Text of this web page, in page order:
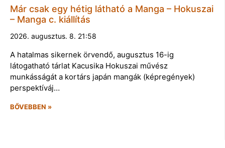
Már csak egy hétig látható a Manga – Hokuszai
– Manga c. kiállítás
2026. augusztus. 8. 21:58
A hatalmas sikernek örvendő, augusztus 16-ig
látogatható tárlat Kacusika Hokuszai művész
munkásságát a kortárs japán mangák (képregények)
perspektíváj…
BŐVEBBEN »